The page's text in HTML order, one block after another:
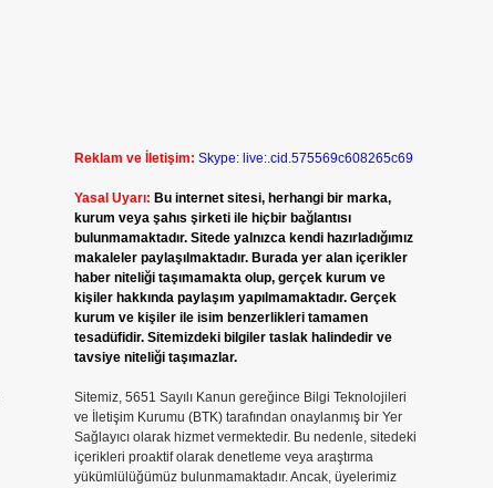
Reklam ve İletişim: Skype: live:.cid.575569c608265c69
Yasal Uyarı: Bu internet sitesi, herhangi bir marka,
kurum veya şahıs şirketi ile hiçbir bağlantısı
bulunmamaktadır. Sitede yalnızca kendi hazırladığımız
makaleler paylaşılmaktadır. Burada yer alan içerikler
haber niteliği taşımamakta olup, gerçek kurum ve
kişiler hakkında paylaşım yapılmamaktadır. Gerçek
kurum ve kişiler ile isim benzerlikleri tamamen
tesadüfidir. Sitemizdeki bilgiler taslak halindedir ve
tavsiye niteliği taşımazlar.
Sitemiz, 5651 Sayılı Kanun gereğince Bilgi Teknolojileri
ve İletişim Kurumu (BTK) tarafından onaylanmış bir Yer
Sağlayıcı olarak hizmet vermektedir. Bu nedenle, sitedeki
içerikleri proaktif olarak denetleme veya araştırma
yükümlülüğümüz bulunmamaktadır. Ancak, üyelerimiz